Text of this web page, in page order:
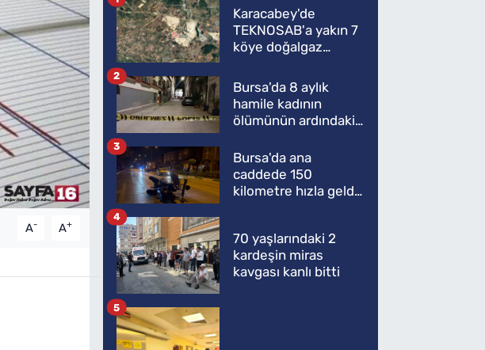
A- A+
Karacabey'de
TEKNOSAB'a yakın 7
köye doğalgaz
Bursa'da 8 aylık
hamile kadının
ölümünün ardındaki
2
Bursa'da ana
caddede 150
kilometre hızla geldi,
3
70 yaşlarındaki 2
kardeşin miras
kavgası kanlı bitti
4
5